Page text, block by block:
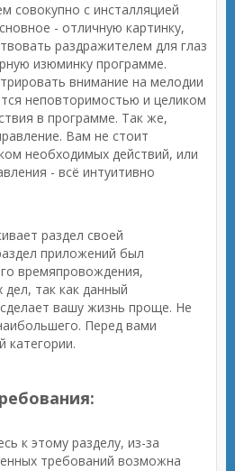
совокупно с инсталляцией
- отличную картинку,
раздражителем для глаз
изюминку программе.
внимание на мелодии
неповторимостью и целиком
в программе. Так же,
Вам не стоит
необходимых действий, или
- всё интуитивно
раздел своей
приложений был
времяпровождения,
дел, так как данный
вашу жизнь проще. Не
Перед вами
категории.
к этому разделу, из-за
требований возможна